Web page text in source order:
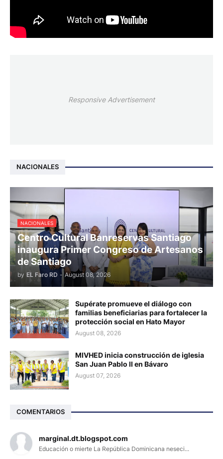
Responsive Advertisement
NACIONALES
NACIONALES
Centro Cultural Banreservas Santiago
inaugura Primer Congreso de Artesanos
de Santiago
by EL Faro RD - August 08, 2026
Supérate promueve el diálogo con
familias beneficiarias para fortalecer la
protección social en Hato Mayor
August 08, 2026
MIVHED inicia construcción de iglesia
San Juan Pablo II en Bávaro
August 07, 2026
COMENTARIOS
marginal.dt.blogspot.com
Educación o mierte La República Dominicana neseci...